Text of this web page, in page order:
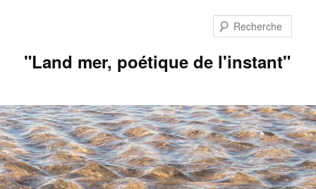
"Land mer, poétique de l'instant"